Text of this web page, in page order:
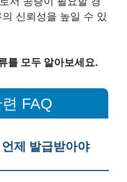
신뢰성을 높일 수 있
를 모두 알아보세요.
FAQ
제 발급받아야